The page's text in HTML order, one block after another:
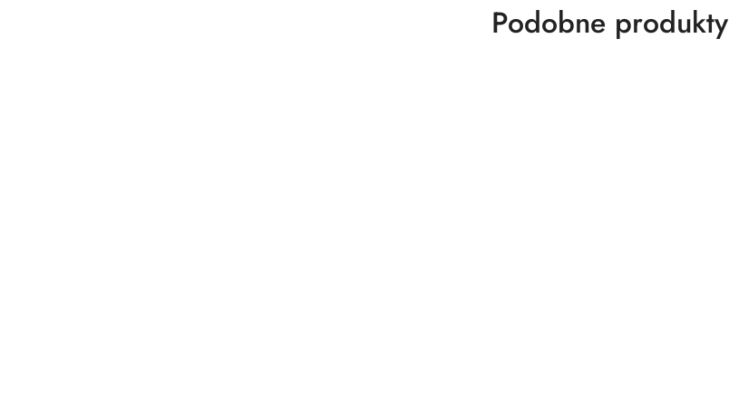
Produkty
Podobne produkty